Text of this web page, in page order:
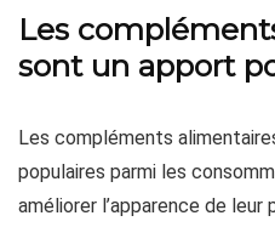
Les
sont un apport
Les compléments
populaires parmi les
améliorer l’apparence de